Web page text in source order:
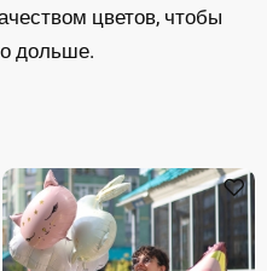
цветов, чтобы
дольше.